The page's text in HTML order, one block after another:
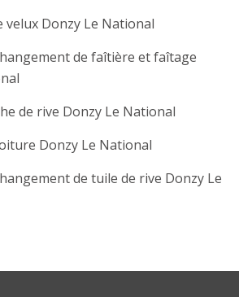
velux Donzy Le National
de faîtière et faîtage
de rive Donzy Le National
Donzy Le National
de tuile de rive Donzy Le